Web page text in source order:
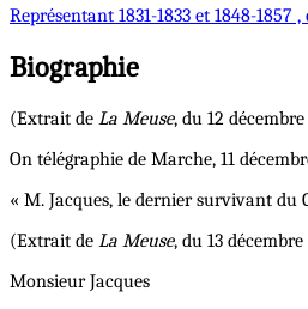
Représentant 1831-1833 et 1848-
Biographie
(Extrait de La Meuse, du 12
On télégraphie de Marche, 11
« M. Jacques, le dernier survivant du
(Extrait de La Meuse, du 13 décembre
Monsieur Jacques